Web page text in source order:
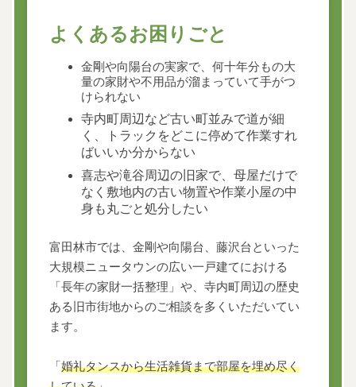
よくあるお困りごと
金剛や向陽台の実家で、何十年分もの大
量の家財や不用品が溜まっていて手がつ
けられない
寺内町周辺など古い町並みで道が細
く、トラックをどこに停めて作業すれ
ばいいか分からない
喜志や滝谷周辺の旧家で、母屋だけで
なく敷地内の古い物置や作業小屋の中
身も丸ごと処分したい
富田林市では、金剛や向陽台、藤沢台といった
大規模ニュータウンの広い一戸建てにおける
「長年の家財一括整理」や、寺内町周辺の歴史
ある旧市街地からのご相談を多くいただいてい
ます。
「婚礼タンスから生活雑貨まで部屋を埋め尽く